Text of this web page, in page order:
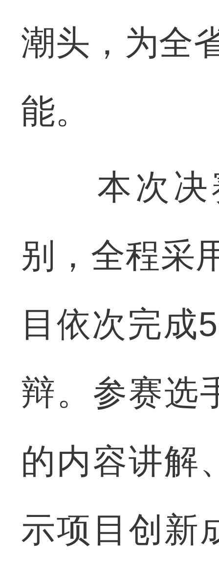
潮头，为全
能。
本次决赛
别，全程采
目依次完成
辩。参赛选
的内容讲解
示项目创新